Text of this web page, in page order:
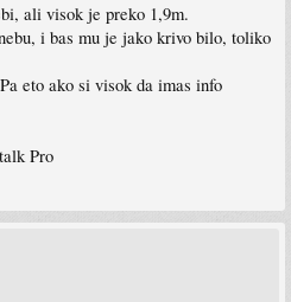
ali visok je preko 1,9m.
i bas mu je jako krivo bilo, toliko
eto ako si visok da imas info
Pro